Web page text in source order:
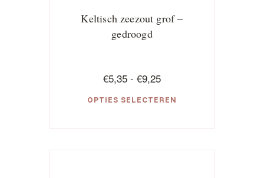
Keltisch zeezout grof –
gedroogd
€5,35 - €9,25Prijsklasse:
tot
OPTIES SELECTEREN
Dit
heeft